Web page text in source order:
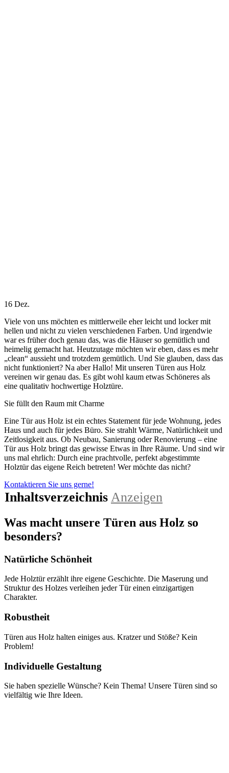
16 Dez.
Viele von uns möchten es mittlerweile eher leicht und locker mit
hellen und nicht zu vielen verschiedenen Farben. Und irgendwie
war es früher doch genau das, was die Häuser so gemütlich und
heimelig gemacht hat. Heutzutage möchten wir eben, dass es mehr
„clean“ aussieht und trotzdem gemütlich. Und Sie glauben, dass das
nicht funktioniert? Na aber Hallo! Mit unseren Türen aus Holz
vereinen wir genau das. Es gibt wohl kaum etwas Schöneres als
eine qualitativ hochwertige Holztüre.
Sie füllt den Raum mit Charme
Eine Tür aus Holz ist ein echtes Statement für jede Wohnung, jedes
Haus und auch für jedes Büro. Sie strahlt Wärme, Natürlichkeit und
Zeitlosigkeit aus. Ob Neubau, Sanierung oder Renovierung – eine
Tür aus Holz bringt das gewisse Etwas in Ihre Räume. Und sind wir
uns mal ehrlich: Durch eine prachtvolle, perfekt abgestimmte
Holztür das eigene Reich betreten! Wer möchte das nicht?
Kontaktieren Sie uns gerne!
Inhaltsverzeichnis Anzeigen
Was macht unsere Türen aus Holz so
besonders?
Natürliche Schönheit
Jede Holztür erzählt ihre eigene Geschichte. Die Maserung und
Struktur des Holzes verleihen jeder Tür einen einzigartigen
Charakter.
Robustheit
Türen aus Holz halten einiges aus. Kratzer und Stöße? Kein
Problem!
Individuelle Gestaltung
Sie haben spezielle Wünsche? Kein Thema! Unsere Türen sind so
vielfältig wie Ihre Ideen.